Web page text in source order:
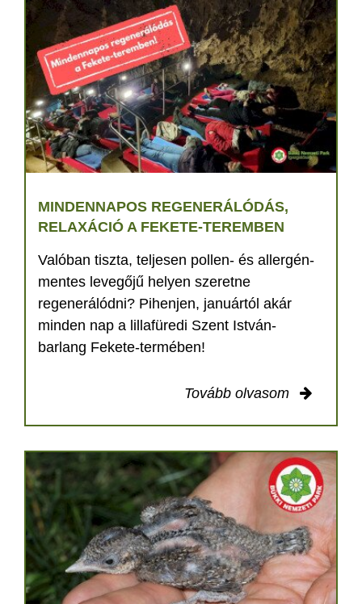
MINDENNAPOS REGENERÁLÓDÁS,
RELAXÁCIÓ A FEKETE-TEREMBEN
Valóban tiszta, teljesen pollen- és allergén-
mentes levegőjű helyen szeretne
regenerálódni? Pihenjen, januártól akár
minden nap a lillafüredi Szent István-
barlang Fekete-termében!
Tovább olvasom